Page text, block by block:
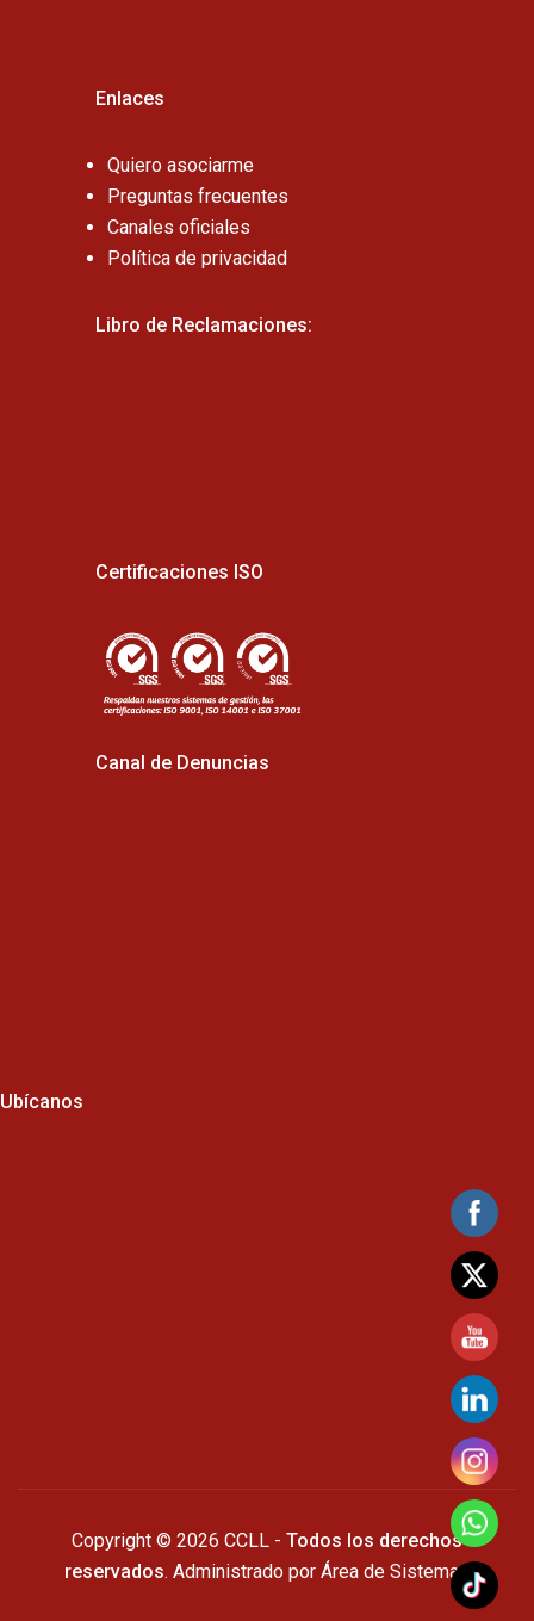
Enlaces
Quiero asociarme
Preguntas frecuentes
Canales oficiales
Política de privacidad
Libro de Reclamaciones:
Certificaciones ISO
Canal de Denuncias
Ubícanos
Copyright © 2026 CCLL - Todos los derechos
reservados. Administrado por Área de Sistemas